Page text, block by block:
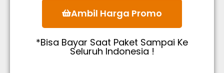
Ambil Harga Promo
*Bisa Bayar Saat Paket Sampai Ke
Seluruh Indonesia !